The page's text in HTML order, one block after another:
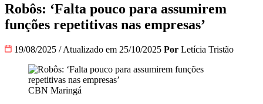
Robôs: ‘Falta pouco para assumirem
funções repetitivas nas empresas’
19/08/2025 / Atualizado em 25/10/2025 Por Letícia Tristão
CBN Maringá